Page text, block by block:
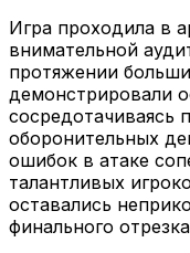
Игра проходила в
внимательной
протяжении
демонстрировали
сосредотачиваясь
оборонительных
ошибок в атаке
талантливых
оставались
финального